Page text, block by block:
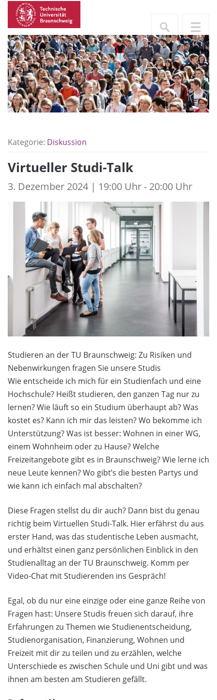
Kategorie: Diskussion
Virtueller Studi-Talk
3. Dezember 2024 | 19:00 Uhr - 20:00 Uhr
Studieren an der TU Braunschweig: Zu Risiken und
Nebenwirkungen fragen Sie unsere Studis
Wie entscheide ich mich für ein Studienfach und eine
Hochschule? Heißt studieren, den ganzen Tag nur zu
lernen? Wie läuft so ein Studium überhaupt ab? Was
kostet es? Kann ich mir das leisten? Wo bekomme ich
Unterstützung? Was ist besser: Wohnen in einer WG,
einem Wohnheim oder zu Hause? Welche
Freizeitangebote gibt es in Braunschweig? Wie lerne ich
neue Leute kennen? Wo gibt’s die besten Partys und
wie kann ich einfach mal abschalten?
Diese Fragen stellst du dir auch? Dann bist du genau
richtig beim Virtuellen Studi-Talk. Hier erfährst du aus
erster Hand, was das studentische Leben ausmacht,
und erhältst einen ganz persönlichen Einblick in den
Studienalltag an der TU Braunschweig. Komm per
Video-Chat mit Studierenden ins Gespräch!
Egal, ob du nur eine einzige oder eine ganze Reihe von
Fragen hast: Unsere Studis freuen sich darauf, ihre
Erfahrungen zu Themen wie Studienentscheidung,
Studienorganisation, Finanzierung, Wohnen und
Freizeit mit dir zu teilen und zu erzählen, welche
Unterschiede es zwischen Schule und Uni gibt und was
ihnen am besten am Studieren gefällt.